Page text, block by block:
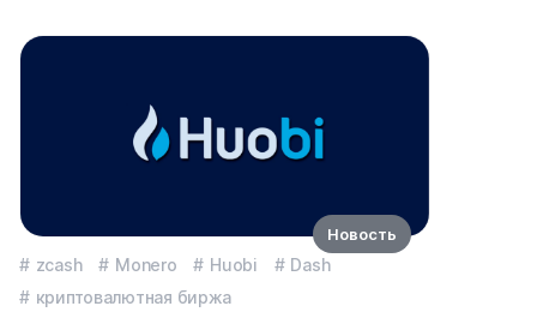
zcash Monero Huobi
Dash
криптовалютная биржа
Новость